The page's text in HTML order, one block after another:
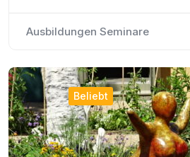
Ausbildungen Seminare
Beliebt